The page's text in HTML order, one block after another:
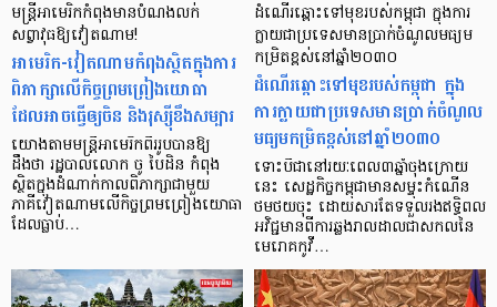
មន្ត្រីអាមេរិកកំពុងមានបំណងលក់
សព្វាវុធឱ្យវៀតណាម!
អាមេរិក-វៀតណាមកំពុងស្ថិតក្នុងការ
ពិភាក្សាលើកិច្ចព្រមព្រៀងយោធា
ដែលអាចធ្វើឲ្យចិន និងរុស្ស៊ីខឹងសម្បារ
យោងតាមមន្ត្រីអាមេរិកពីររូបបានឱ្យ
ដឹងថា រដ្ឋបាលលោក ចូ បៃដិន កំពុង
ស្ថិតក្នុងដំណាក់កាលពិភាក្សាជាមួយ
ភាគីវៀតណាមលើកិច្ចព្រមព្រៀងយោធា
ដែលធ្លាប់…
ដំណើរឆ្ពោះទៅមុខរបស់កម្ពុជា ក្នុងការ
ក្លាយជាប្រទេសមានប្រាក់ចំណូលមធ្យម
កម្រិតខ្ពស់នៅឆ្នាំ២០៣០
ដំណើរឆ្ពោះទៅមុខរបស់កម្ពុជា ក្នុង
ការក្លាយជាប្រទេសមានប្រាក់ចំណូល
មធ្យមកម្រិតខ្ពស់នៅឆ្នាំ២០៣០
ទោះបីជានៅរយៈពេល៣ឆ្នាំចុងក្រោយ
នេះ សេដ្ឋកិច្ចកម្ពុជាមានសម្ទុះកំណើន
ថមថយចុះ ដោយសារតែទទួលរងឥទ្ធិពល
អវិជ្ជមានពីការឆ្លងរាលដាលជាសកលនៃ
មេរោគកូវី…